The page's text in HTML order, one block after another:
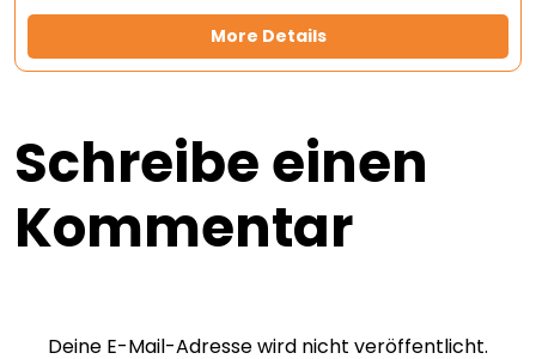
More Details
Schreibe einen
Kommentar
Deine E-Mail-Adresse wird nicht veröffentlicht.